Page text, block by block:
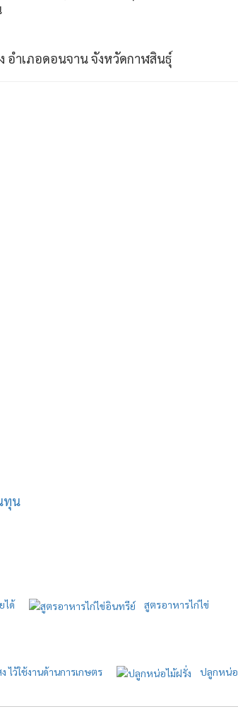
อำเภอดอนจาน จังหวัดกาฬสินธุ์
ทุน
ได้ สูตรอาหารไก่ไข่
ไว้ใช้งานด้านการเกษตร
ปลูกหน่อ